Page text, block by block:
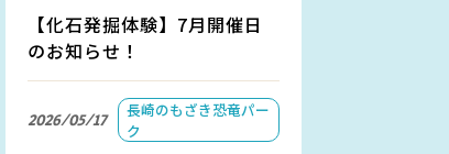
【化石発掘体験】7月開催日
のお知らせ！
2026/05/17
長崎のもざき恐竜パー
ク